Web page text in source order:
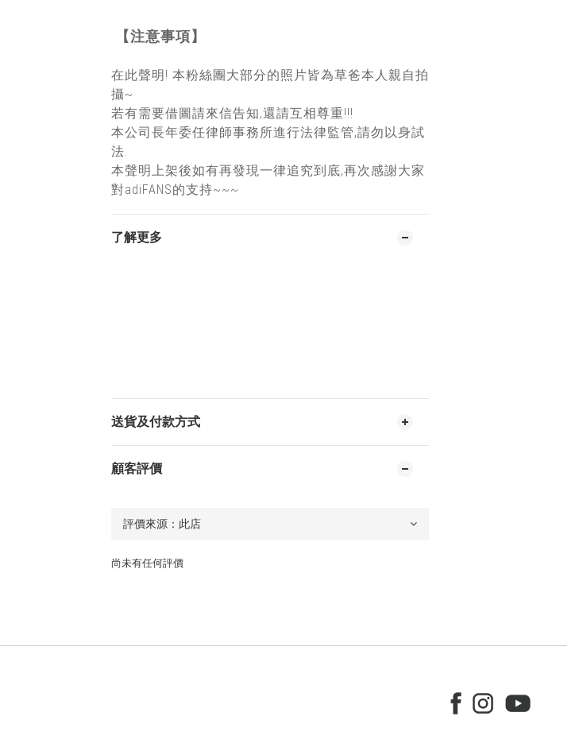
【注意事項】
在此聲明! 本粉絲團大部分的照片皆為草爸本人親自拍
攝~
若有需要借圖請來信告知,還請互相尊重!!!
本公司長年委任律師事務所進行法律監管,請勿以身試
法.
本聲明上架後如有再發現一律追究到底,再次感謝大家
對adiFANS的支持~~~
了解更多
送貨及付款方式
顧客評價
尚未有任何評價